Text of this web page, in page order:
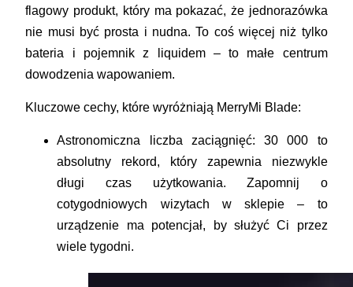
flagowy produkt, który ma pokazać, że jednorazówka
nie musi być prosta i nudna. To coś więcej niż tylko
bateria i pojemnik z liquidem – to małe centrum
dowodzenia wapowaniem.
Kluczowe cechy, które wyróżniają MerryMi Blade:
Astronomiczna liczba zaciągnięć: 30 000 to
absolutny rekord, który zapewnia niezwykle
długi czas użytkowania. Zapomnij o
cotygodniowych wizytach w sklepie – to
urządzenie ma potencjał, by służyć Ci przez
wiele tygodni.